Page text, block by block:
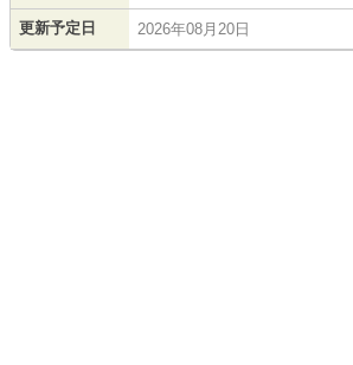
更新予定日 2026年08月20日